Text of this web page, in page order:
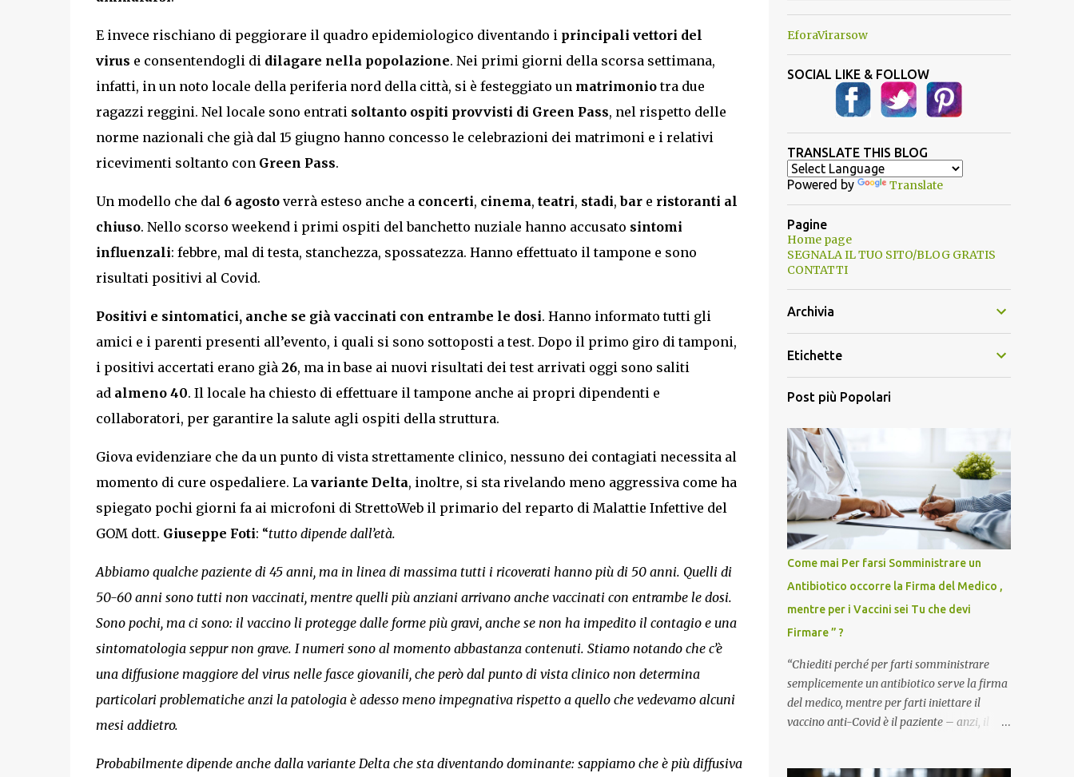
E invece rischiano di peggiorare il quadro epidemiologico diventando i principali vettori del
virus e consentendogli di dilagare nella popolazione. Nei primi giorni della scorsa settimana,
infatti, in un noto locale della periferia nord della città, si è festeggiato un matrimoniotra due
ragazzi reggini. Nel locale sono entrati soltanto ospiti provvisti di Green Pass, nel rispetto delle
norme nazionali che già dal 15 giugno hanno concesso le celebrazioni dei matrimoni e i relativi
ricevimenti soltanto con Green Pass.
Un modello che dal 6 agostoverrà esteso anche a concerti, cinema, teatri, stadi,bare ristoranti al
chiuso. Nello scorso weekend i primi ospiti del banchetto nuziale hanno accusato sintomi
influenzali: febbre, mal di testa, stanchezza, spossatezza. Hanno effettuato il tampone e sono
risultati positivi al Covid.
Positivi e sintomatici, anche se già vaccinati con entrambe le dosi. Hanno informato tutti gli
amici e i parenti presenti all’evento, i quali si sono sottoposti a test. Dopo il primo giro di tamponi,
i positivi accertati erano già 26, ma in base ai nuovi risultati dei test arrivati oggi sono saliti
ad almeno 40. Il locale ha chiesto di effettuare il tampone anche ai propri dipendenti e
collaboratori, per garantire la salute agli ospiti della struttura.
Giova evidenziare che da un punto di vista strettamente clinico, nessuno dei contagiati necessita al
momento di cure ospedaliere. La variante Delta, inoltre, si sta rivelando meno aggressiva come ha
spiegato pochi giorni fa ai microfoni di StrettoWeb il primario del reparto di Malattie Infettive del
GOM dott. Giuseppe Foti: “tutto dipende dall’età.
Abbiamo qualche paziente di 45 anni, ma in linea di massima tutti i ricoverati hanno più di 50 anni. Quelli di
50-60 anni sono tutti non vaccinati, mentre quelli più anziani arrivano anche vaccinati con entrambe le dosi.
Sono pochi, ma ci sono: il vaccino li protegge dalle forme più gravi, anche se non ha impedito il contagio e una
sintomatologia seppur non grave. I numeri sono al momento abbastanza contenuti. Stiamo notando che c’è
una diffusione maggiore del virus nelle fasce giovanili, che però dal punto di vista clinico non determina
particolari problematiche anzi la patologia è adesso meno impegnativa rispetto a quello che vedevamo alcuni
mesi addietro.
Probabilmente dipende anche dalla variante Delta che sta diventando dominante: sappiamo che è più diffusiva
EforaVirarsow
SOCIAL LIKE & FOLLOW
TRANSLATE THIS BLOG
Powered by Translate
Pagine
Home page
SEGNALA IL TUO SITO/BLOG GRATIS
CONTATTI
Archivia
Etichette
Post più Popolari
Come mai Per farsi Somministrare un
Antibiotico occorre la Firma del Medico ,
mentre per i Vaccini sei Tu che devi
Firmare ” ?
“Chiediti perché per farti somministrare
semplicemente un antibiotico serve la firma
del medico, mentre per farti iniettare il
vaccino anti-Covid è il paziente – anzi, il